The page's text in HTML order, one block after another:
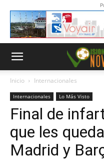
Inicio Internacionales
Internacionales Lo Más Visto
Final de
que les
Madrid y